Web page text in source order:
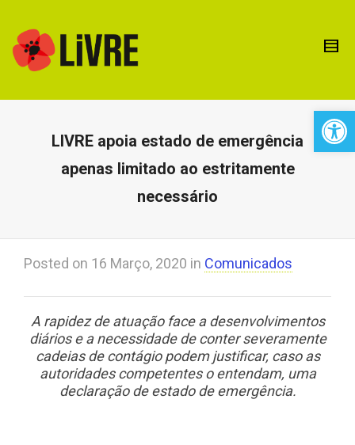
LIVRE apoia estado de emergência
apenas limitado ao estritamente
necessário
Posted on 16 Março, 2020 in Comunicados
A rapidez de atuação face a desenvolvimentos
diários e a necessidade de conter severamente
cadeias de contágio podem justificar, caso as
autoridades competentes o entendam, uma
declaração de estado de emergência.